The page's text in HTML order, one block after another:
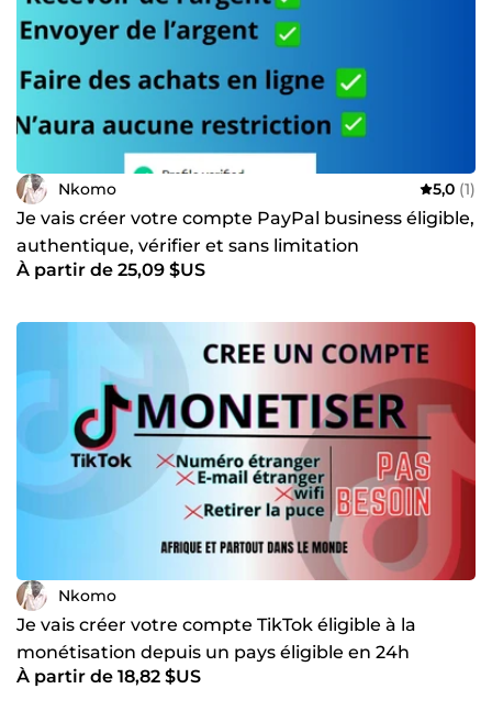
Nkomo 5,0 (1)
Je vais créer votre compte PayPal business éligible,
authentique, vérifier et sans limitation
À partir de 25,09 $US
Nkomo
Je vais créer votre compte TikTok éligible à la
monétisation depuis un pays éligible en 24h
À partir de 18,82 $US